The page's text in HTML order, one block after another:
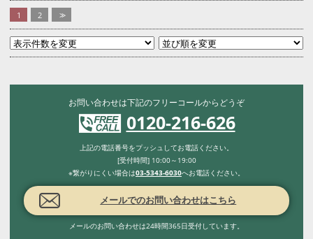
1 2 >>
お問い合わせは下記のフリーコールからどうぞ
0120-216-626
上記の電話番号をプッシュしてお電話ください。
[受付時間] 10:00～19:00
※繋がりにくい場合は03-5343-6030へお電話ください。
メールでのお問い合わせはこちら
メールのお問い合わせは24時間365日受付しています。